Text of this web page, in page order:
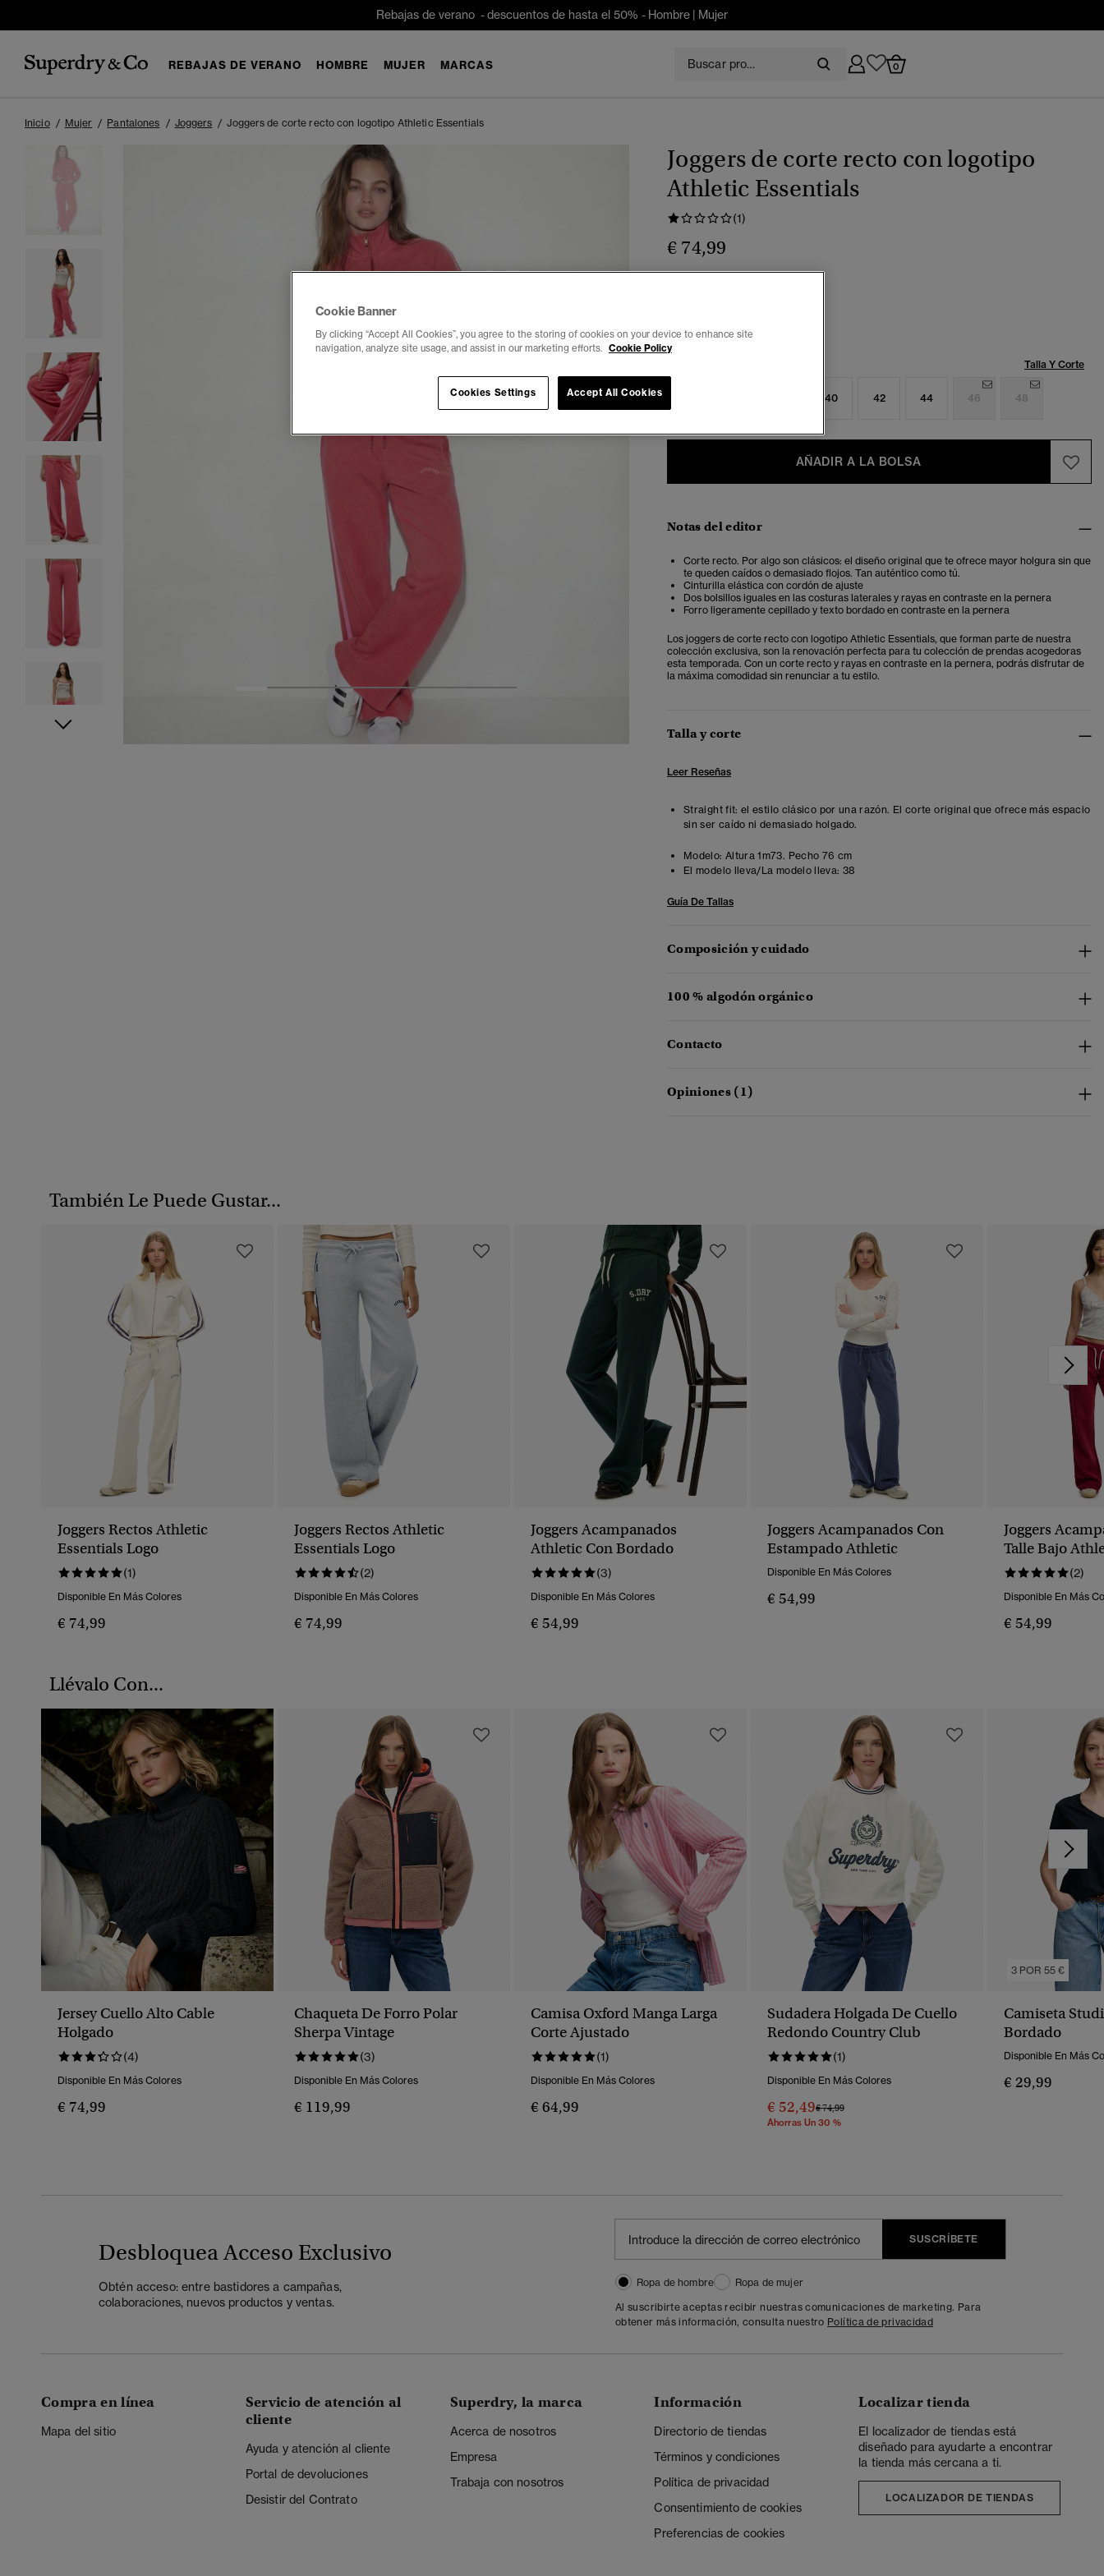
Rebajas de verano - descuentos de hasta el 50% - Hombre | Mujer
REBAJAS DE VERANO HOMBRE MUJER MARCAS 0
Inicio Mujer Pantalones Joggers Joggers de corte recto con logotipo Athletic Essentials
4 6
Joggers de corte recto con logotipo
Athletic Essentials
(1)
€ 74,99
Talla Y Corte
40 42 44 46 48
AÑADIR A LA BOLSA
Notas del editor
Corte recto. Por algo son clásicos: el diseño original que te ofrece mayor holgura sin que
te queden caídos o demasiado flojos. Tan auténtico como tú.
Cinturilla elástica con cordón de ajuste
Dos bolsillos iguales en las costuras laterales y rayas en contraste en la pernera
Forro ligeramente cepillado y texto bordado en contraste en la pernera
Los joggers de corte recto con logotipo Athletic Essentials, que forman parte de nuestra
colección exclusiva, son la renovación perfecta para tu colección de prendas acogedoras
esta temporada. Con un corte recto y rayas en contraste en la pernera, podrás disfrutar de
la máxima comodidad sin renunciar a tu estilo.
Talla y corte
Leer Reseñas
Straight fit: el estilo clásico por una razón. El corte original que ofrece más espacio
sin ser caído ni demasiado holgado.
Modelo: Altura 1m73. Pecho 76 cm
El modelo lleva/La modelo lleva: 38
Guía De Tallas
Composición y cuidado
100 % algodón orgánico
Contacto
Opiniones (1)
También Le Puede Gustar...
Joggers Rectos Athletic
Essentials Logo
(1)
Disponible En Más Colores
€ 74,99
Joggers Rectos Athletic
Essentials Logo
(2)
Disponible En Más Colores
€ 74,99
Joggers Acampanados
Athletic Con Bordado
(3)
Disponible En Más Colores
€ 54,99
Joggers Acampanados Con
Estampado Athletic
Disponible En Más Colores
€ 54,99
Joggers
Talle Bajo
(2)
Disponible En Más
€ 54,99
Llévalo Con...
Jersey Cuello Alto Cable
Holgado
(4)
Disponible En Más Colores
€ 74,99
Chaqueta De Forro Polar
Sherpa Vintage
(3)
Disponible En Más Colores
€ 119,99
Camisa Oxford Manga Larga
Corte Ajustado
(1)
Disponible En Más Colores
€ 64,99
Sudadera Holgada De Cuello
Redondo Country Club
(1)
Disponible En Más Colores
€ 52,49Precio Rebajado De
€ 74,99A
Ahorras Un 30 %
3 POR 55 €
Camiseta
Bordado
Disponible En Más
€ 29,99
Desbloquea Acceso Exclusivo
Obtén acceso: entre bastidores a campañas,
colaboraciones, nuevos productos y ventas.
SUSCRÍBETE
Ropa de hombre
Ropa de mujer
Al suscribirte aceptas recibir nuestras comunicaciones de marketing. Para
obtener más información, consulta nuestro Política de privacidad
Compra en línea
Mapa del sitio
Servicio de atención al
cliente
Ayuda y atención al cliente
Portal de devoluciones
Desistir del Contrato
Superdry, la marca
Acerca de nosotros
Empresa
Trabaja con nosotros
Información
Directorio de tiendas
Términos y condiciones
Política de privacidad
Consentimiento de cookies
Preferencias de cookies
Localizar tienda
El localizador de tiendas está
diseñado para ayudarte a encontrar
la tienda más cercana a ti.
LOCALIZADOR DE TIENDAS
Cookie Banner
By clicking “Accept All Cookies”, you agree to the storing of cookies on your device to enhance site
navigation, analyze site usage, and assist in our marketing efforts. Cookie Policy
Accept All Cookies
Cookies Settings